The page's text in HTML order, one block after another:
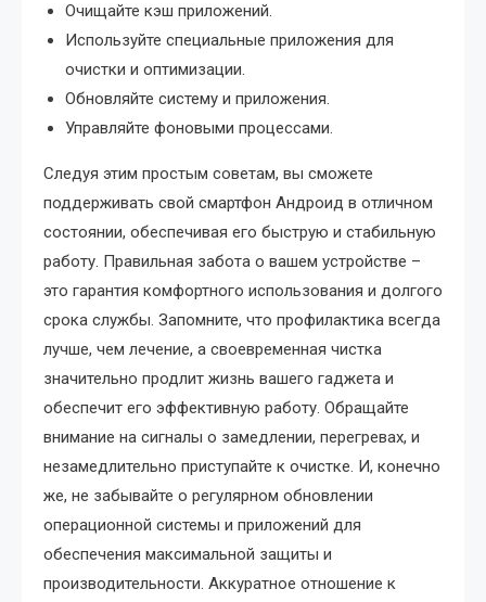
Очищайте кэш приложений.
Используйте специальные приложения для
очистки и оптимизации.
Обновляйте систему и приложения.
Управляйте фоновыми процессами.
Следуя этим простым советам, вы сможете
поддерживать свой смартфон Андроид в отличном
состоянии, обеспечивая его быструю и стабильную
работу. Правильная забота о вашем устройстве –
это гарантия комфортного использования и долгого
срока службы. Запомните, что профилактика всегда
лучше, чем лечение, а своевременная чистка
значительно продлит жизнь вашего гаджета и
обеспечит его эффективную работу. Обращайте
внимание на сигналы о замедлении, перегревах, и
незамедлительно приступайте к очистке. И, конечно
же, не забывайте о регулярном обновлении
операционной системы и приложений для
обеспечения максимальной защиты и
производительности. Аккуратное отношение к